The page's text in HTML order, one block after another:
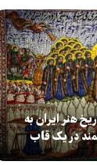
هنر ایران به